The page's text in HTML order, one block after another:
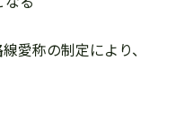
愛称の制定により、